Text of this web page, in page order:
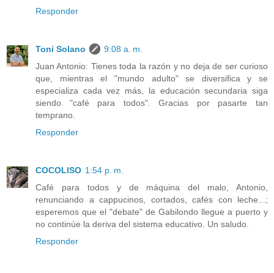
Responder
Toni Solano
9:08 a. m.
Juan Antonio: Tienes toda la razón y no deja de ser curioso
que, mientras el "mundo adulto" se diversifica y se
especializa cada vez más, la educación secundaria siga
siendo "café para todos". Gracias por pasarte tan
temprano.
Responder
COCOLISO 1:54 p. m.
Café para todos y de máquina del malo, Antonio,
renunciando a cappucinos, cortados, cafés con leche...;
esperemos que el "debate" de Gabilondo llegue a puerto y
no continúe la deriva del sistema educativo. Un saludo.
Responder